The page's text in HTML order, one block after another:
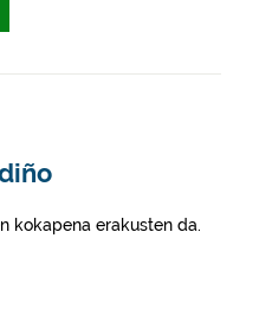
kokapena erakusten da.